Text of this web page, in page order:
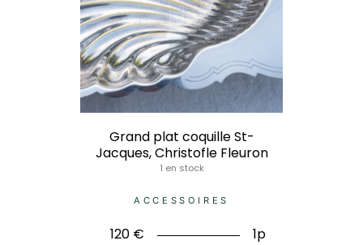
Grand plat coquille St-
Jacques, Christofle Fleuron
1 en stock
ACCESSOIRES
120 € 1p